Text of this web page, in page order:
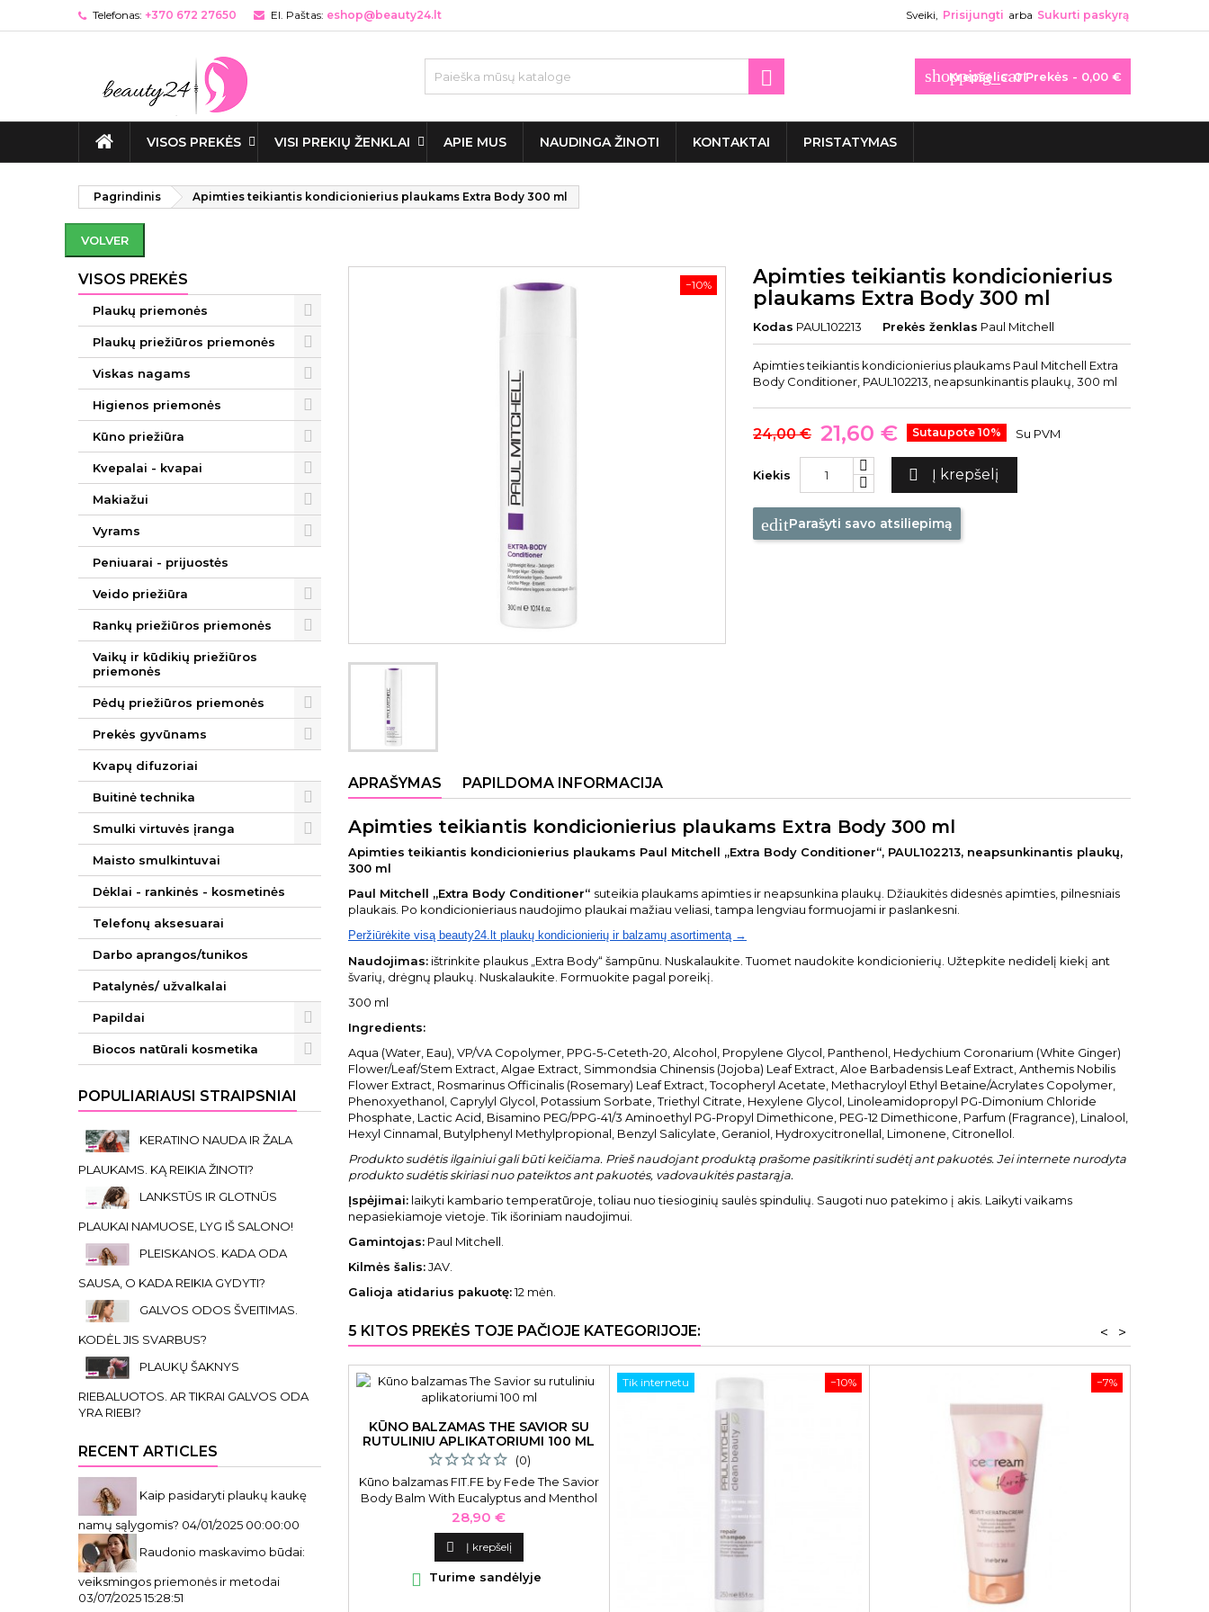
Telefonas: +370 672 27650 El. Paštas: eshop@beauty24.lt Sveiki, Prisijungti arba Sukurti paskyrą
shopping_cart
Krepšelis: 0Prekės - 0,00 €

VISOS PREKĖS VISI PREKIŲ ŽENKLAI APIE MUS NAUDINGA ŽINOTI KONTAKTAI PRISTATYMAS
Pagrindinis Apimties teikiantis kondicionierius plaukams Extra Body 300 ml
VOLVER
VISOS PREKĖS
Plaukų priemonės
Plaukų priežiūros priemonės
Viskas nagams
Higienos priemonės
Kūno priežiūra
Kvepalai - kvapai
Makiažui
Vyrams
Peniuarai - prijuostės
Veido priežiūra
Rankų priežiūros priemonės
Vaikų ir kūdikių priežiūros
priemonės
Pėdų priežiūros priemonės
Prekės gyvūnams
Kvapų difuzoriai
Buitinė technika
Smulki virtuvės įranga
Maisto smulkintuvai
Dėklai - rankinės - kosmetinės
Telefonų aksesuarai
Darbo aprangos/tunikos
Patalynės/ užvalkalai
Papildai
Biocos natūrali kosmetika
POPULIARIAUSI STRAIPSNIAI
KERATINO NAUDA IR ŽALA
PLAUKAMS. KĄ REIKIA ŽINOTI?
LANKSTŪS IR GLOTNŪS
PLAUKAI NAMUOSE, LYG IŠ SALONO!
PLEISKANOS. KADA ODA
SAUSA, O KADA REIKIA GYDYTI?
GALVOS ODOS ŠVEITIMAS.
KODĖL JIS SVARBUS?
PLAUKŲ ŠAKNYS
RIEBALUOTOS. AR TIKRAI GALVOS ODA
YRA RIEBI?
RECENT ARTICLES
Kaip pasidaryti plaukų kaukę
namų sąlygomis? 04/01/2025 00:00:00
Raudonio maskavimo būdai:
veiksmingos priemonės ir metodai
03/07/2025 15:28:51
−10%
Apimties teikiantis kondicionierius
plaukams Extra Body 300 ml
Kodas PAUL102213 Prekės ženklas Paul Mitchell
Apimties teikiantis kondicionierius plaukams Paul Mitchell Extra
Body Conditioner, PAUL102213, neapsunkinantis plaukų, 300 ml
24,00 € 21,60 € Sutaupote 10% Su PVM
Kiekis  Į krepšelį
editParašyti savo atsiliepimą
APRAŠYMAS PAPILDOMA INFORMACIJA
Apimties teikiantis kondicionierius plaukams Extra Body 300 ml
Apimties teikiantis kondicionierius plaukams Paul Mitchell „Extra Body Conditioner“, PAUL102213, neapsunkinantis plaukų,
300 ml
Paul Mitchell „Extra Body Conditioner“ suteikia plaukams apimties ir neapsunkina plaukų. Džiaukitės didesnės apimties, pilnesniais
plaukais. Po kondicionieriaus naudojimo plaukai mažiau veliasi, tampa lengviau formuojami ir paslankesni.
Peržiūrėkite visą beauty24.lt plaukų kondicionierių ir balzamų asortimentą →
Naudojimas: ištrinkite plaukus „Extra Body“ šampūnu. Nuskalaukite. Tuomet naudokite kondicionierių. Užtepkite nedidelį kiekį ant
švarių, drėgnų plaukų. Nuskalaukite. Formuokite pagal poreikį.
300 ml
Ingredients:
Aqua (Water, Eau), VP/VA Copolymer, PPG-5-Ceteth-20, Alcohol, Propylene Glycol, Panthenol, Hedychium Coronarium (White Ginger)
Flower/Leaf/Stem Extract, Algae Extract, Simmondsia Chinensis (Jojoba) Leaf Extract, Aloe Barbadensis Leaf Extract, Anthemis Nobilis
Flower Extract, Rosmarinus Officinalis (Rosemary) Leaf Extract, Tocopheryl Acetate, Methacryloyl Ethyl Betaine/Acrylates Copolymer,
Phenoxyethanol, Caprylyl Glycol, Potassium Sorbate, Triethyl Citrate, Hexylene Glycol, Linoleamidopropyl PG-Dimonium Chloride
Phosphate, Lactic Acid, Bisamino PEG/PPG-41/3 Aminoethyl PG-Propyl Dimethicone, PEG-12 Dimethicone, Parfum (Fragrance), Linalool,
Hexyl Cinnamal, Butylphenyl Methylpropional, Benzyl Salicylate, Geraniol, Hydroxycitronellal, Limonene, Citronellol.
Produkto sudėtis ilgainiui gali būti keičiama. Prieš naudojant produktą prašome pasitikrinti sudėtį ant pakuotės. Jei internete nurodyta
produkto sudėtis skiriasi nuo pateiktos ant pakuotės, vadovaukitės pastarąja.
Įspėjimai: laikyti kambario temperatūroje, toliau nuo tiesioginių saulės spindulių. Saugoti nuo patekimo į akis. Laikyti vaikams
nepasiekiamoje vietoje. Tik išoriniam naudojimui.
Gamintojas: Paul Mitchell.
Kilmės šalis:JAV.
Galioja atidarius pakuotę:12 mėn.
5 KITOS PREKĖS TOJE PAČIOJE KATEGORIJOJE: >
<
KŪNO BALZAMAS THE SAVIOR SU
RUTULINIU APLIKATORIUMI 100 ML
(0)
Kūno balzamas FIT.FE by Fede The Savior
Body Balm With Eucalyptus and Menthol
FF91006, su rutuliniu aplikatoriumi, 100 ml
Kaina
28,90 €
 Į krepšelį
 Turime sandėlyje
−10%
Tik internetu −7%